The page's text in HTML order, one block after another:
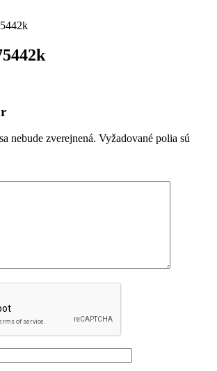
nebude zverejnená. Vyžadované polia sú